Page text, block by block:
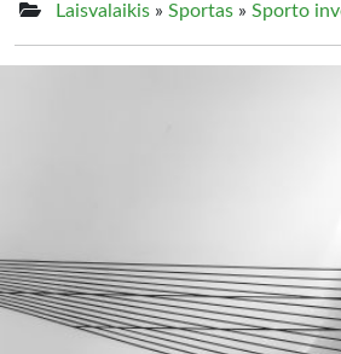
Laisvalaikis » Sportas » Sporto